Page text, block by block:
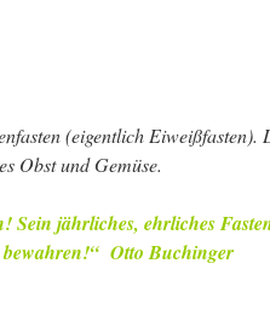
(eigentlich Eiweißfasten).
Obst und Gemüse.
Sein jährliches, ehrliches
Otto Buchinger